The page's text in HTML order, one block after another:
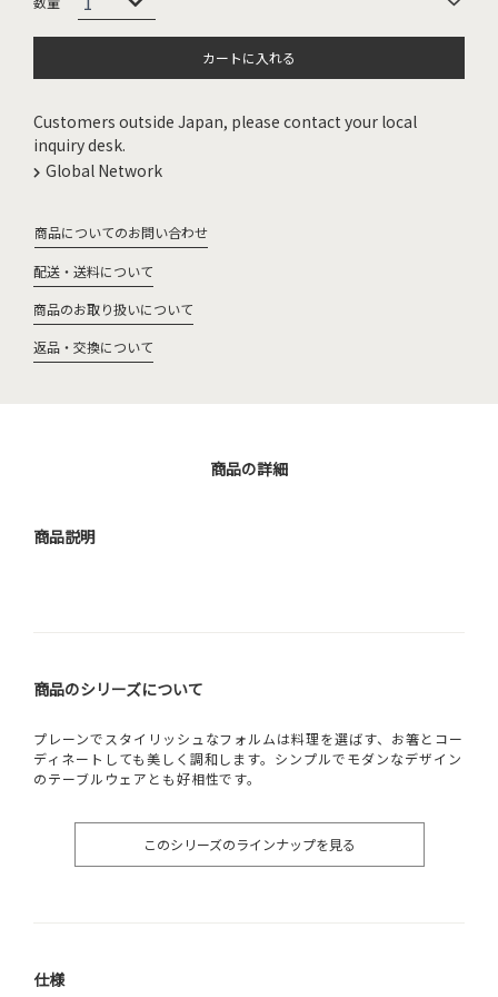
カートに入れる
Customers outside Japan, please contact your local
inquiry desk.
Global Network
商品についてのお問い合わせ
配送・送料について
商品のお取り扱いについて
返品・交換について
商品の詳細
商品説明
商品のシリーズについて
プレーンでスタイリッシュなフォルムは料理を選ばす、お箸とコー
ディネートしても美しく調和します。シンプルでモダンなデザイン
のテーブルウェアとも好相性です。
このシリーズのラインナップを見る
仕様